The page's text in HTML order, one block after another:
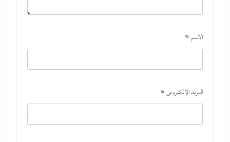
الاسم *
البريد الإلكتروني *